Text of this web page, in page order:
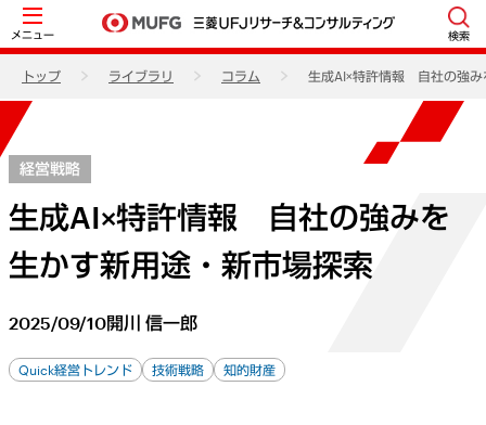
メニュー 検索
トップ ライブラリ コラム 生成AI×特許情報 自社の強み
経営戦略
生成AI×特許情報 自社の強みを
生かす新用途・新市場探索
2025/09/10開川 信一郎
Quick経営トレンド 技術戦略 知的財産